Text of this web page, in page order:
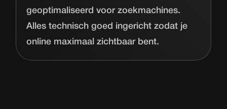
geoptimaliseerd voor zoekmachines.
Alles technisch goed ingericht zodat je
online maximaal zichtbaar bent.